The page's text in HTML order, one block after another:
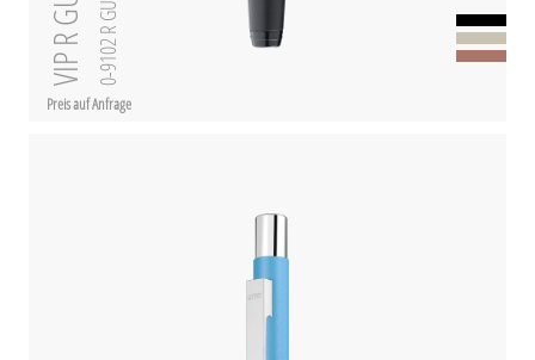
Preis auf Anfrage
VIP R GUM 0-9102 R GUM